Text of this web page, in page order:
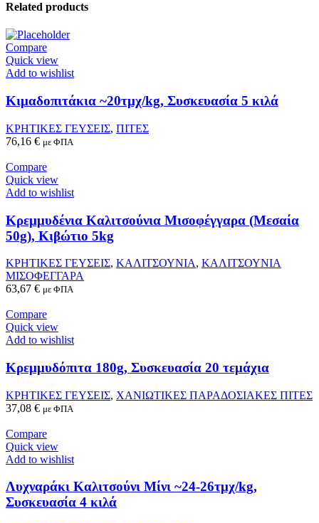
Related products
Compare
Quick view
Add to wishlist
Κιμαδοπιτάκια ~20τμχ/kg, Συσκευασία 5 κιλά
ΚΡΗΤΙΚΕΣ ΓΕΥΣΕΙΣ, ΠΙΤΕΣ
76,16 € με ΦΠΑ
Compare
Quick view
Add to wishlist
Κρεμμυδένια Καλιτσούνια Μισοφέγγαρα (Μεσαία
50g), Κιβώτιο 5kg
ΚΡΗΤΙΚΕΣ ΓΕΥΣΕΙΣ, ΚΑΛΙΤΣΟΥΝΙΑ, ΚΑΛΙΤΣΟΥΝΙΑ
ΜΙΣΟΦΕΓΓΑΡΑ
63,67 € με ΦΠΑ
Compare
Quick view
Add to wishlist
Κρεμμυδόπιτα 180g, Συσκευασία 20 τεμάχια
ΚΡΗΤΙΚΕΣ ΓΕΥΣΕΙΣ, ΧΑΝΙΩΤΙΚΕΣ ΠΑΡΑΔΟΣΙΑΚΕΣ ΠΙΤΕΣ
37,08 € με ΦΠΑ
Compare
Quick view
Add to wishlist
Λυχναράκι Καλιτσούνι Μίνι ~24-26τμχ/kg,
Συσκευασία 4 κιλά